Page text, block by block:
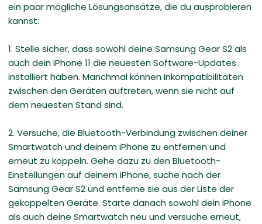
ein paar mögliche Lösungsansätze, die du ausprobieren
kannst:
1. Stelle sicher, dass sowohl deine Samsung Gear S2 als
auch dein iPhone 11 die neuesten Software-Updates
installiert haben. Manchmal können Inkompatibilitäten
zwischen den Geräten auftreten, wenn sie nicht auf
dem neuesten Stand sind.
2. Versuche, die Bluetooth-Verbindung zwischen deiner
Smartwatch und deinem iPhone zu entfernen und
erneut zu koppeln. Gehe dazu zu den Bluetooth-
Einstellungen auf deinem iPhone, suche nach der
Samsung Gear S2 und entferne sie aus der Liste der
gekoppelten Geräte. Starte danach sowohl dein iPhone
als auch deine Smartwatch neu und versuche erneut,